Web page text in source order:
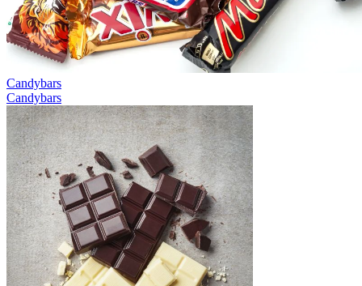
Candybars
Candybars